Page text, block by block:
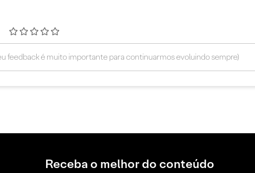
Receba o melhor do conteúdo